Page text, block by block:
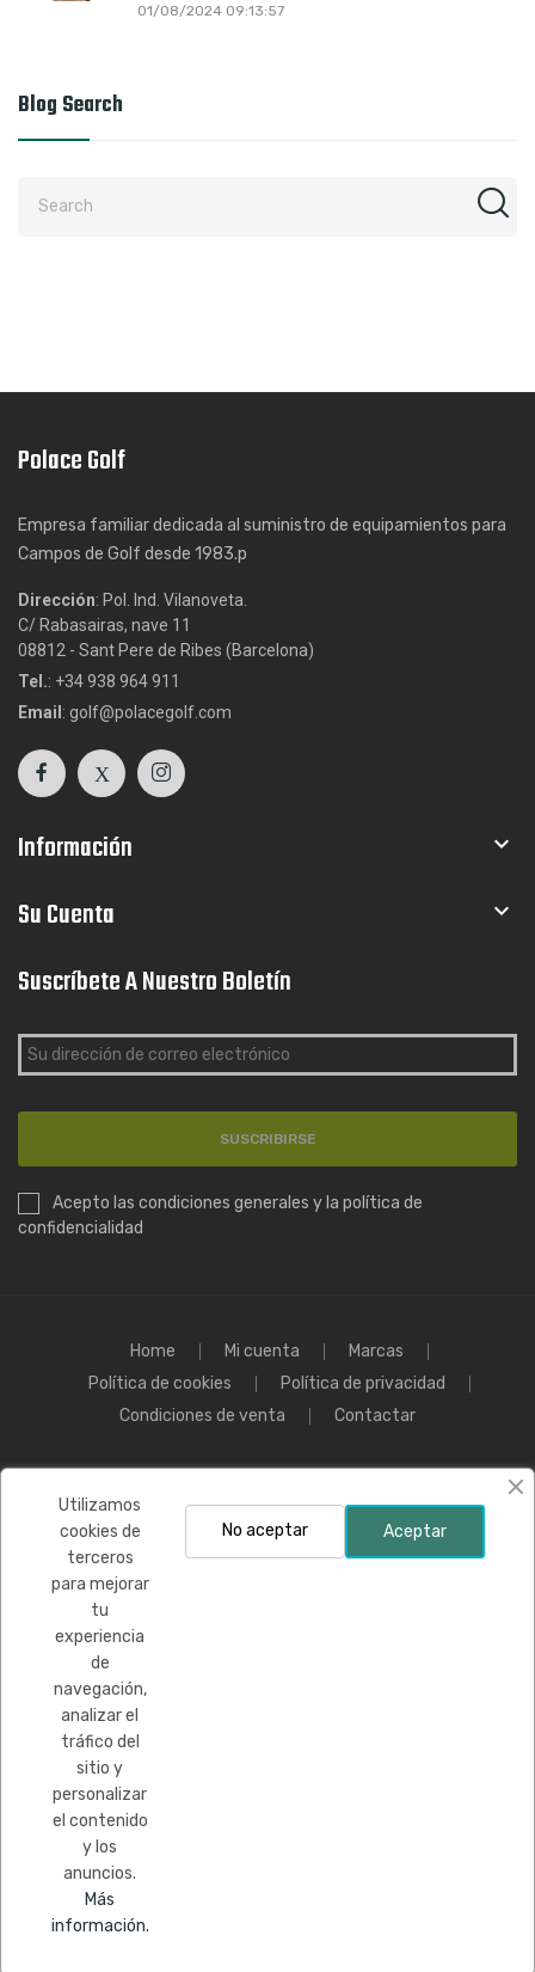
01/08/2024 09:13:57
Blog Search
Polace Golf
Empresa familiar dedicada al suministro de equipamientos para
Campos de Golf desde 1983.p
Dirección: Pol. Ind. Vilanoveta.
C/ Rabasairas, nave 11
08812 - Sant Pere de Ribes (Barcelona)
Tel.: +34 938 964 911
Email : golf@polacegolf.com
Información 
Su Cuenta 
Suscríbete A Nuestro Boletín
SUSCRIBIRSE
Acepto las condiciones generales y la política de
confidencialidad
Home Mi cuenta
Marcas
Política de cookies
Política de privacidad
Condiciones de venta
Contactar
Financiado por la Unión Europea-Next Generation EU
Copyright © Todos los derechos reservados
Utilizamos
cookies de
terceros
para mejorar
tu
experiencia
de
navegación,
analizar el
tráfico del
sitio y
personalizar
el contenido
y los
anuncios.
Más
información.
Aceptar
No aceptar